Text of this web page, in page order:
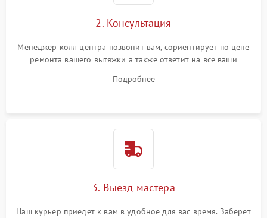
2. Консультация
Менеджер колл центра позвонит вам, сориентирует по цене
ремонта вашего вытяжки а также ответит на все ваши
Подробнее
3. Выезд мастера
Наш курьер приедет к вам в удобное для вас время. Заберет